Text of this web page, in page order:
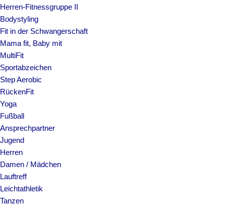
Herren-Fitnessgruppe II
Bodystyling
Fit in der Schwangerschaft
Mama fit, Baby mit
MultiFit
Sportabzeichen
Step Aerobic
RückenFit
Yoga
Fußball
Ansprechpartner
Jugend
Herren
Damen / Mädchen
Lauftreff
Leichtathletik
Tanzen